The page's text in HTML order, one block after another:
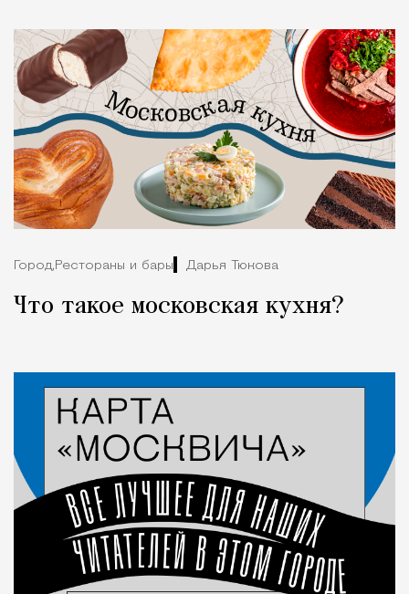
Город, Рестораны и бары Дарья Тюкова
Что такое московская кухня?